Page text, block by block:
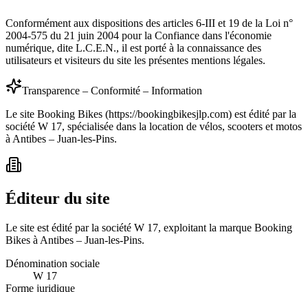
Conformément aux dispositions des articles 6-III et 19 de la Loi n°
2004-575 du 21 juin 2004 pour la Confiance dans l'économie
numérique, dite L.C.E.N., il est porté à la connaissance des
utilisateurs et visiteurs du site les présentes mentions légales.
Transparence – Conformité – Information
Le site Booking Bikes (https://bookingbikesjlp.com) est édité par la
société W 17, spécialisée dans la location de vélos, scooters et motos
à Antibes – Juan-les-Pins.
Éditeur du site
Le site est édité par la société W 17, exploitant la marque Booking
Bikes à Antibes – Juan-les-Pins.
Dénomination sociale
W 17
Forme juridique